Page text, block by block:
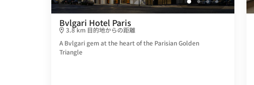
Bvlgari Hotel Paris
3.8 km 目的地からの距離
A Bvlgari gem at the heart of the Parisian Golden
Triangle